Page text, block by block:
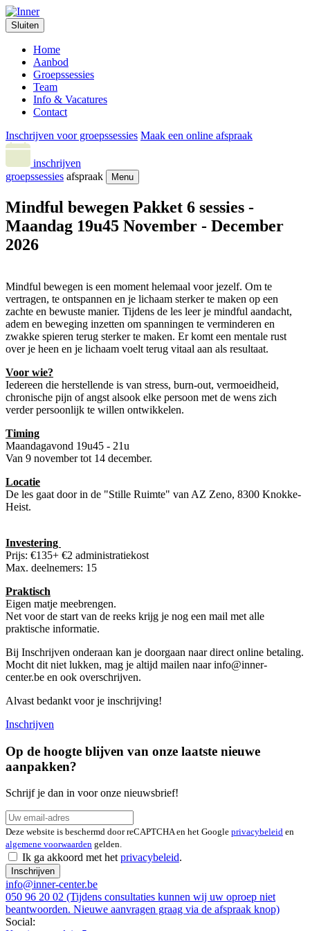
Sluiten
Home
Aanbod
Groepssessies
Team
Info & Vacatures
Contact
Inschrijven voor groepssessies Maak een online afspraak
inschrijven
groepssessies afspraak Menu
Mindful bewegen Pakket 6 sessies -
Maandag 19u45 November - December
2026
Mindful bewegen is een moment helemaal voor jezelf. Om te
vertragen, te ontspannen en je lichaam sterker te maken op een
zachte en bewuste manier. Tijdens de les leer je mindful aandacht,
adem en beweging inzetten om spanningen te verminderen en
zwakke spieren terug sterker te maken. Er komt een mentale rust
over je heen en je lichaam voelt terug vitaal aan als resultaat.
Voor wie?
Iedereen die herstellende is van stress, burn-out, vermoeidheid,
chronische pijn of angst alsook elke persoon met de wens zich
verder persoonlijk te willen ontwikkelen.
Timing
Maandagavond 19u45 - 21u
Van 9 november tot 14 december.
Locatie
De les gaat door in de "Stille Ruimte" van AZ Zeno, 8300 Knokke-
Heist.
Investering
Prijs: €135+ €2 administratiekost
Max. deelnemers: 15
Praktisch
Eigen matje meebrengen.
Net voor de start van de reeks krijg je nog een mail met alle
praktische informatie.
Bij Inschrijven onderaan kan je doorgaan naar direct online betaling.
Mocht dit niet lukken, mag je altijd mailen naar info@inner-
center.be en ook overschrijven.
Alvast bedankt voor je inschrijving!
Inschrijven
Op de hoogte blijven van onze laatste nieuwe
aanpakken?
Schrijf je dan in voor onze nieuwsbrief!
Deze website is beschermd door reCAPTCHA en het Google privacybeleid en
algemene voorwaarden gelden.
Ik ga akkoord met het privacybeleid.
Inschrijven
info@inner-center.be
050 96 20 02 (Tijdens consultaties kunnen wij uw oproep niet
beantwoorden. Nieuwe aanvragen graag via de afspraak knop)
Social: